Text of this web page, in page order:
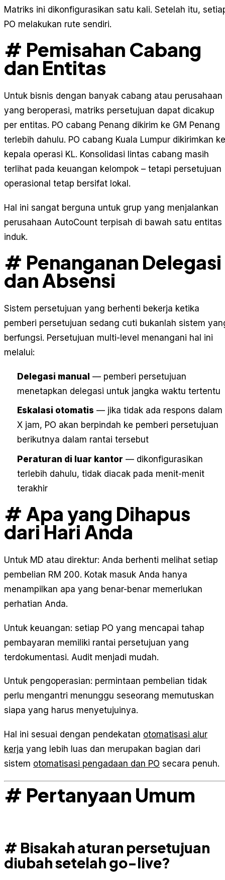
Matriks ini dikonfigurasikan satu kali. Setelah itu,
PO melakukan rute sendiri.
# Pemisahan Cabang
dan Entitas
Untuk bisnis dengan banyak cabang atau perusahaan
yang beroperasi, matriks persetujuan dapat dicakup
per entitas. PO cabang Penang dikirim ke GM Penang
terlebih dahulu. PO cabang Kuala Lumpur dikirimkan ke
kepala operasi KL. Konsolidasi lintas cabang masih
terlihat pada keuangan kelompok – tetapi persetujuan
operasional tetap bersifat lokal.
Hal ini sangat berguna untuk grup yang menjalankan
perusahaan AutoCount terpisah di bawah satu entitas
induk.
# Penanganan Delegasi
dan Absensi
Sistem persetujuan yang berhenti bekerja ketika
pemberi persetujuan sedang cuti bukanlah sistem
berfungsi. Persetujuan multi-level menangani hal ini
melalui:
Delegasi manual — pemberi persetujuan
menetapkan delegasi untuk jangka waktu tertentu
Eskalasi otomatis — jika tidak ada respons dalam
X jam, PO akan berpindah ke pemberi persetujuan
berikutnya dalam rantai tersebut
Peraturan di luar kantor — dikonfigurasikan
terlebih dahulu, tidak diacak pada menit-menit
terakhir
# Apa yang Dihapus
dari Hari Anda
Untuk MD atau direktur: Anda berhenti melihat setiap
pembelian RM 200. Kotak masuk Anda hanya
menampilkan apa yang benar-benar memerlukan
perhatian Anda.
Untuk keuangan: setiap PO yang mencapai tahap
pembayaran memiliki rantai persetujuan yang
terdokumentasi. Audit menjadi mudah.
Untuk pengoperasian: permintaan pembelian tidak
perlu mengantri menunggu seseorang memutuskan
siapa yang harus menyetujuinya.
Hal ini sesuai dengan pendekatan otomatisasi alur
kerja yang lebih luas dan merupakan bagian dari
sistem otomatisasi pengadaan dan PO secara penuh.
# Pertanyaan Umum
# Bisakah aturan persetujuan
diubah setelah go-live?